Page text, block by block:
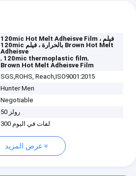
120mic Hot Melt Adheisve Film ، فيلم
120mic بالحرارة ، فيلم Brown Hot Melt
Adheisve
, 120mic thermoplastic film,
Brown Hot Melt Adheisve Film
SGS,ROHS, Reach,ISO9001:2015
Hunter Men
Negotiable
50 رولز
300 لفات في اليوم
عرض المزيد